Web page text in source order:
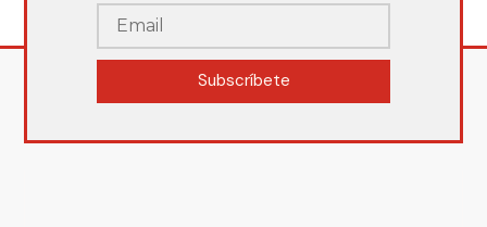
Subscríbete